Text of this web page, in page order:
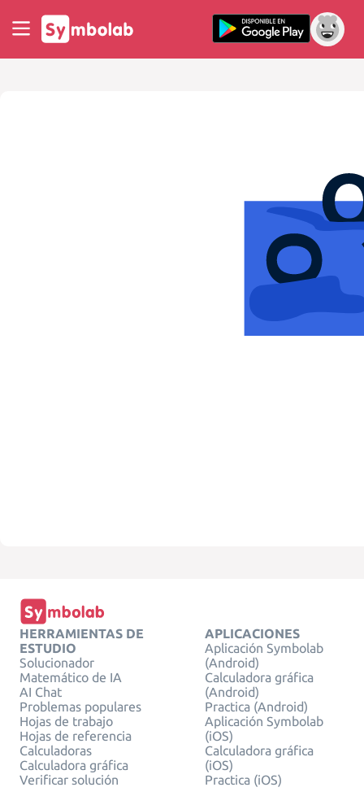
HERRAMIENTAS DE
ESTUDIO
Solucionador
Matemático de IA
AI Chat
Problemas populares
Hojas de trabajo
Hojas de referencia
Calculadoras
Calculadora gráfica
Verificar solución
APLICACIONES
Aplicación Symbolab
(Android)
Calculadora gráfica
(Android)
Practica (Android)
Aplicación Symbolab
(iOS)
Calculadora gráfica
(iOS)
Practica (iOS)